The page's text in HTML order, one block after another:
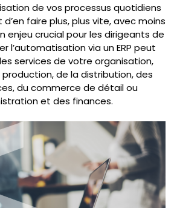
de vos processus quotidiens
d’en faire plus, plus vite, avec moins
enjeu crucial pour les dirigeants de
l’automatisation via un ERP peut
services de votre organisation,
production, de la distribution, des
du commerce de détail ou
et des finances.